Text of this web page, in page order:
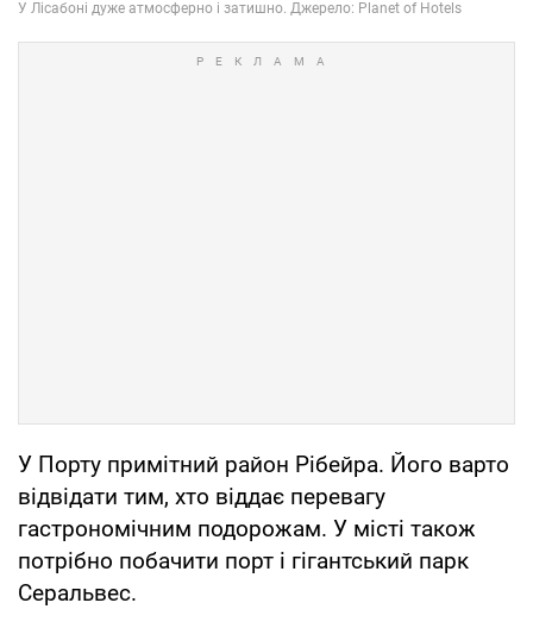
У Порту примітний район Рібейра. Його варто
відвідати тим, хто віддає перевагу
гастрономічним подорожам. У місті також
потрібно побачити порт і гігантський парк
Серальвес.